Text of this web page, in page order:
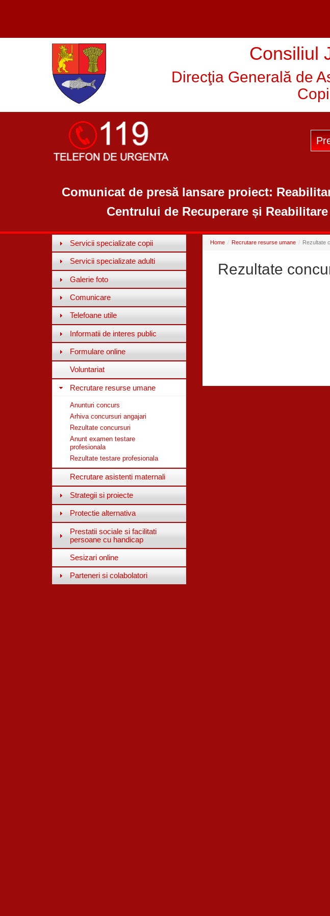
Consiliul
Direcţia Generală de
Comunicat de presă lansare proiect:
Centrului de Recuperare și
Servicii specializate copii
Servicii specializate adulti
Galerie foto
Comunicare
Telefoane utile
Informatii de interes public
Formulare online
Voluntariat
Recrutare resurse umane
Anunturi concurs
Arhiva concursuri angajari
Rezultate concursuri
Anunt examen testare
profesionala
Rezultate testare profesionala
Recrutare asistenti maternali
Strategii si proiecte
Protectie alternativa
Prestatii sociale si facilitati
persoane cu handicap
Sesizari online
Parteneri si colabolatori
Home Recrutare resurse umane Rezultate
Rezultate